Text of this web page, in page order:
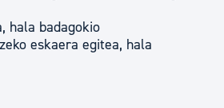
hala badagokio
eskaera egitea, hala